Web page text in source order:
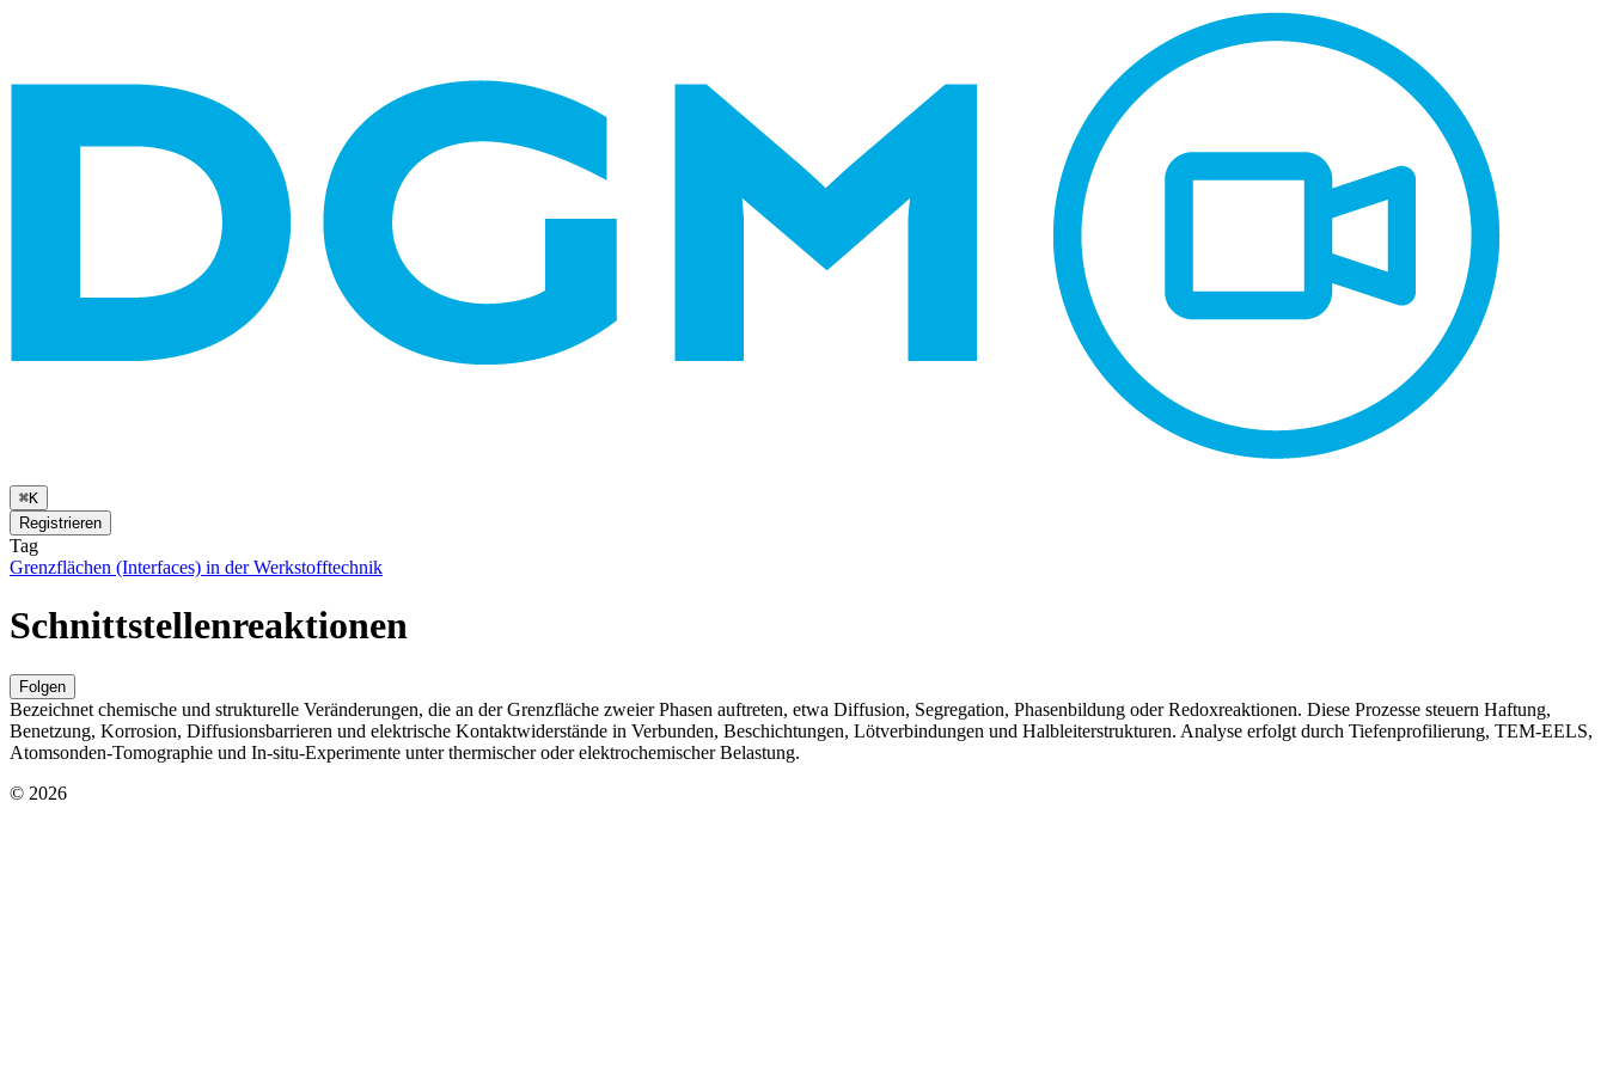
⌘K
Registrieren
Tag
Grenzflächen (Interfaces) in der Werkstofftechnik
Schnittstellenreaktionen
Folgen
Bezeichnet chemische und strukturelle Veränderungen, die an der Grenzfläche zweier Phasen auftreten, etwa Diffusion, Segregation, Phasenbildung oder Redoxreaktionen. Diese Prozesse steuern Haftung,
Benetzung, Korrosion, Diffusionsbarrieren und elektrische Kontaktwiderstände in Verbunden, Beschichtungen, Lötverbindungen und Halbleiterstrukturen. Analyse erfolgt durch Tiefenprofilierung, TEM‑EELS,
Atomsonden‑Tomographie und In‑situ‑Experimente unter thermischer oder elektrochemischer Belastung.
© 2026